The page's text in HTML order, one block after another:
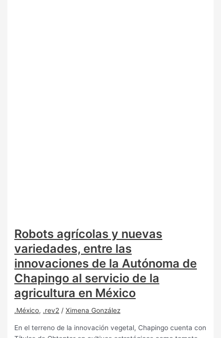
Robots agrícolas y nuevas
variedades, entre las
innovaciones de la Autónoma de
Chapingo al servicio de la
agricultura en México
.México, .rev2 /Ximena González
En el terreno de la innovación vegetal, Chapingo cuenta con